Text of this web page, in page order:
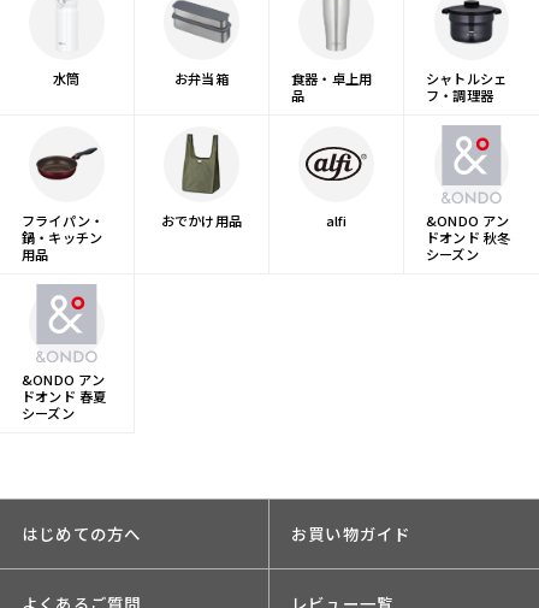
水筒 お弁当箱
食器・卓上用
品
シャトルシェ
フ・調理器
フライパン・
鍋・キッチン
用品
おでかけ用品 alfi
&ONDO アン
ドオンド 秋冬
シーズン
&ONDO アン
ドオンド 春夏
シーズン
はじめての方へ お買い物ガイド
よくあるご質問 レビュー一覧